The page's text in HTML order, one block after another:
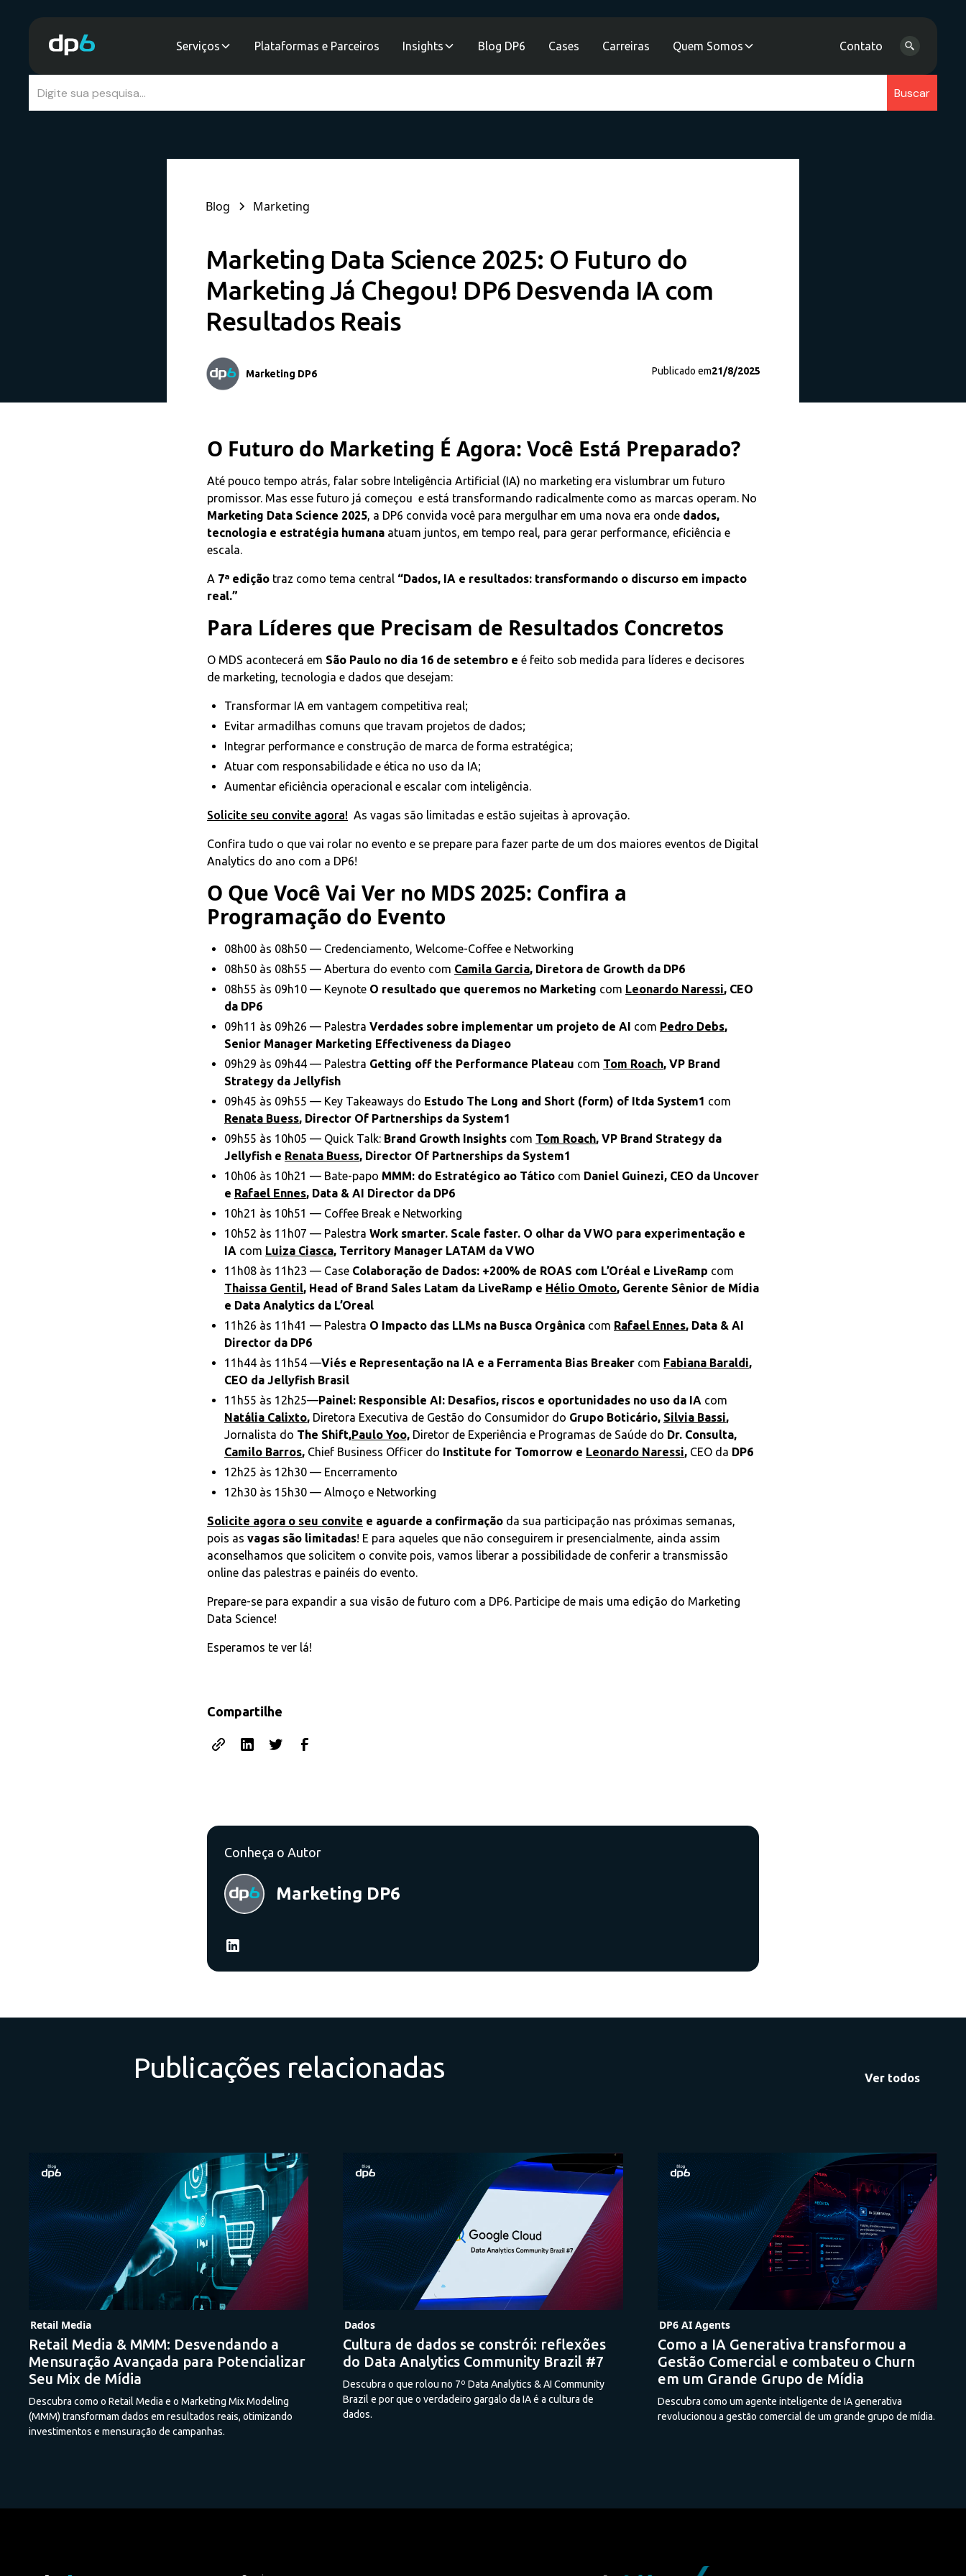
Serviços Plataformas e Parceiros Insights Blog DP6 Cases Carreiras Quem Somos Contato
Blog Marketing
Marketing Data Science 2025: O Futuro do
Marketing Já Chegou! DP6 Desvenda IA com
Resultados Reais
Marketing DP6 Publicado em21/8/2025
O Futuro do Marketing É Agora: Você Está Preparado?
Até pouco tempo atrás, falar sobre Inteligência Artificial (IA) no marketing era vislumbrar um futuro
promissor. Mas esse futuro já começou e está transformando radicalmente como as marcas operam. No
Marketing Data Science 2025, a DP6 convida você para mergulhar em uma nova era onde dados,
tecnologia e estratégia humana atuam juntos, em tempo real, para gerar performance, eficiência e
escala.
A 7ª edição traz como tema central “Dados, IA e resultados: transformando o discurso em impacto
real.”
Para Líderes que Precisam de Resultados Concretos
O MDS acontecerá em São Paulo no dia 16 de setembro e é feito sob medida para líderes e decisores
de marketing, tecnologia e dados que desejam:
Transformar IA em vantagem competitiva real;
Evitar armadilhas comuns que travam projetos de dados;
Integrar performance e construção de marca de forma estratégica;
Atuar com responsabilidade e ética no uso da IA;
Aumentar eficiência operacional e escalar com inteligência.
Solicite seu convite agora! As vagas são limitadas e estão sujeitas à aprovação.
Confira tudo o que vai rolar no evento e se prepare para fazer parte de um dos maiores eventos de Digital
Analytics do ano com a DP6!
O Que Você Vai Ver no MDS 2025: Confira a
Programação do Evento
08h00 às 08h50 — Credenciamento, Welcome-Coffee e Networking
08h50 às 08h55 — Abertura do evento com Camila Garcia, Diretora de Growth da DP6
08h55 às 09h10 — Keynote O resultado que queremos no Marketing com Leonardo Naressi, CEO
da DP6
09h11 às 09h26 — Palestra Verdades sobre implementar um projeto de AI com Pedro Debs,
Senior Manager Marketing Effectiveness da Diageo
09h29 às 09h44 — Palestra Getting off the Performance Plateau com Tom Roach, VP Brand
Strategy da Jellyfish
09h45 às 09h55 — Key Takeaways do Estudo The Long and Short (form) of Itda System1 com
Renata Buess, Director Of Partnerships da System1
09h55 às 10h05 — Quick Talk: Brand Growth Insights com Tom Roach, VP Brand Strategy da
Jellyfish e Renata Buess, Director Of Partnerships da System1
10h06 às 10h21 — Bate-papo MMM: do Estratégico ao Tático com Daniel Guinezi, CEO da Uncover
e Rafael Ennes, Data & AI Director da DP6
10h21 às 10h51 — Coffee Break e Networking
10h52 às 11h07 — Palestra Work smarter. Scale faster. O olhar da VWO para experimentação e
IA com Luiza Ciasca, Territory Manager LATAM da VWO
11h08 às 11h23 — Case Colaboração de Dados: +200% de ROAS com L’Oréal e LiveRamp com
Thaissa Gentil, Head of Brand Sales Latam da LiveRamp e Hélio Omoto, Gerente Sênior de Mídia
e Data Analytics da L’Oreal
11h26 às 11h41 — Palestra O Impacto das LLMs na Busca Orgânica com Rafael Ennes, Data & AI
Director da DP6
11h44 às 11h54 —Viés e Representação na IA e a Ferramenta Bias Breaker com Fabiana Baraldi,
CEO da Jellyfish Brasil
11h55 às 12h25—Painel: Responsible AI: Desafios, riscos e oportunidades no uso da IA com
Natália Calixto, Diretora Executiva de Gestão do Consumidor do Grupo Boticário, Silvia Bassi,
Jornalista do The Shift,Paulo Yoo, Diretor de Experiência e Programas de Saúde do Dr. Consulta,
Camilo Barros, Chief Business Officer do Institute for Tomorrow e Leonardo Naressi, CEO da DP6
12h25 às 12h30 — Encerramento
12h30 às 15h30 — Almoço e Networking
‍Solicite agora o seu convite e aguarde a confirmação da sua participação nas próximas semanas,
pois as vagas são limitadas! E para aqueles que não conseguirem ir presencialmente, ainda assim
aconselhamos que solicitem o convite pois, vamos liberar a possibilidade de conferir a transmissão
online das palestras e painéis do evento.
Prepare-se para expandir a sua visão de futuro com a DP6. Participe de mais uma edição do Marketing
Data Science!
Esperamos te ver lá!
Compartilhe
Conheça o Autor
Marketing DP6
Publicações relacionadas Ver todos
Retail Media
Retail Media & MMM: Desvendando a
Mensuração Avançada para Potencializar
Seu Mix de Mídia
Descubra como o Retail Media e o Marketing Mix Modeling
(MMM) transformam dados em resultados reais, otimizando
investimentos e mensuração de campanhas.
Dados
Cultura de dados se constrói: reflexões
do Data Analytics Community Brazil #7
Descubra o que rolou no 7º Data Analytics & AI Community
Brazil e por que o verdadeiro gargalo da IA é a cultura de
dados.
DP6 AI Agents
Como a IA Generativa transformou a
Gestão Comercial e combateu o Churn
em um Grande Grupo de Mídia
Descubra como um agente inteligente de IA generativa
revolucionou a gestão comercial de um grande grupo de mídia.